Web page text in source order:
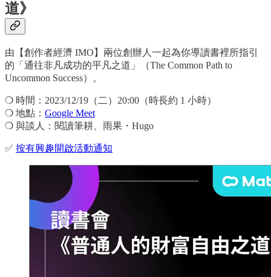
道》
由【創作者經濟 IMO】兩位創辦人一起為你導讀書裡所指引
的「通往非凡成功的平凡之道」（The Common Path to
Uncommon Success）。
❍ 時間：2023/12/19（二）20:00（時長約 1 小時）
❍ 地點： Google Meet
❍ 與談人：閱讀筆耕、雨果・Hugo
✅ 按有興趣開啟活動通知